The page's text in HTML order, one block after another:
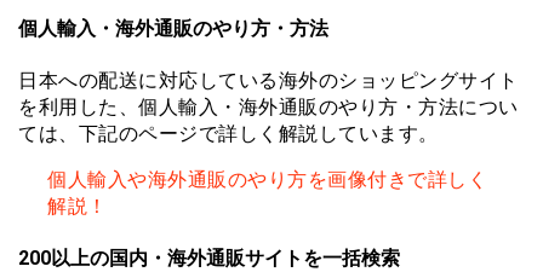
個人輸入・海外通販のやり方・方法
日本への配送に対応している海外のショッピングサイト
を利用した、個人輸入・海外通販のやり方・方法につい
ては、下記のページで詳しく解説しています。
個人輸入や海外通販のやり方を画像付きで詳しく
解説！
200以上の国内・海外通販サイトを一括検索